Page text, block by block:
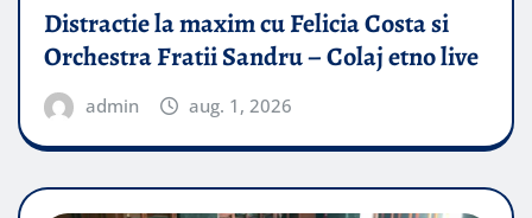
Distractie la maxim cu Felicia Costa si
Orchestra Fratii Sandru – Colaj etno live
admin aug. 1, 2026